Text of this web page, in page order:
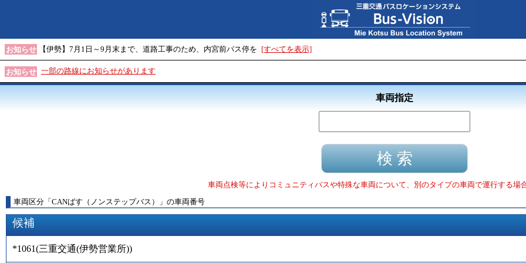
お知らせ 【伊勢】7月1日～9月末まで、道路工事のため、内宮前バス停を [すべてを表示]
お知らせ 一部の路線にお知らせがあります
車両指定
車両点検等によりコミュニティバスや特殊な車両について、別のタイプの車両で運行する場
車両区分 「 CANばす（ノンステップバス） 」 の車両番号
候補
*1061(三重交通(伊勢営業所))